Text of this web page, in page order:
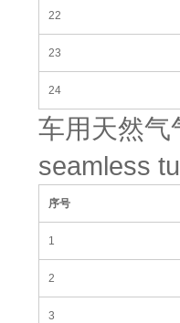
22
23
24
车用天然气
seamless
序号
1
2
3